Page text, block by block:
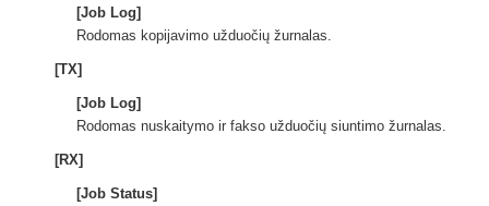
[Job Log]
Rodomas kopijavimo užduočių žurnalas.
[TX]
[Job Log]
Rodomas nuskaitymo ir fakso užduočių siuntimo žurnalas.
[RX]
[Job Status]